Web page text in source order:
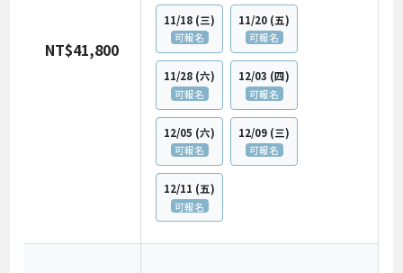
NT$41,800
11/18 (三)
可報名
11/20 (五)
可報名
11/28 (六)
可報名
12/03 (四)
可報名
12/05 (六)
可報名
12/09 (三)
可報名
12/11 (五)
可報名